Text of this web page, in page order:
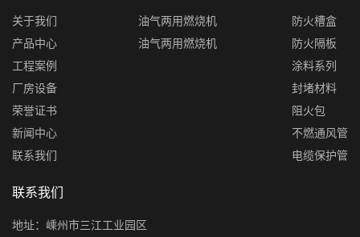
关于我们
产品中心
工程案例
厂房设备
荣誉证书
新闻中心
联系我们
油气两用燃烧机
油气两用燃烧机
防火槽盒
防火隔板
涂料系列
封堵材料
阻火包
不燃通风管
电缆保护管
联系我们
地址：嵊州市三江工业园区